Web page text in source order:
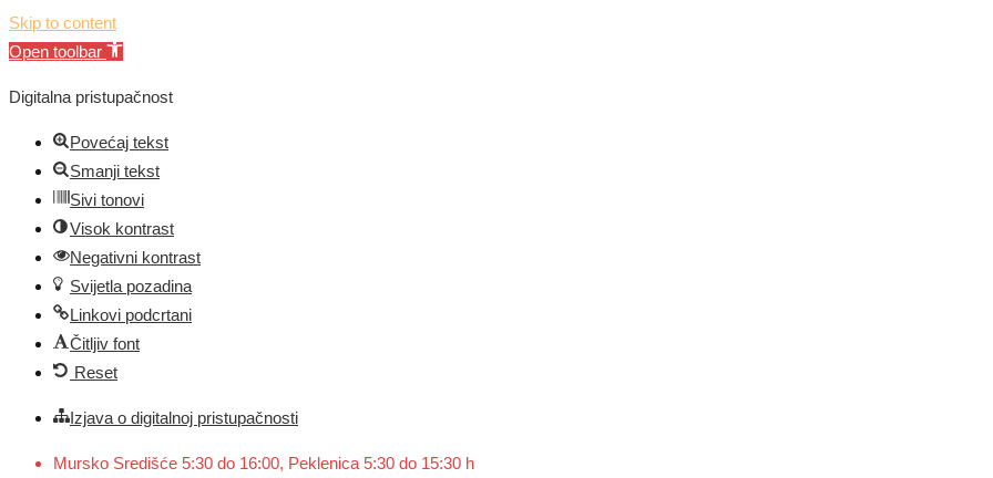
Skip to content
Open toolbar
Digitalna pristupačnost
Povećaj tekst
Smanji tekst
Sivi tonovi
Visok kontrast
Negativni kontrast
Svijetla pozadina
Linkovi podcrtani
Čitljiv font
Reset
Izjava o digitalnoj pristupačnosti
Mursko Središće 5:30 do 16:00, Peklenica 5:30 do 15:30 h